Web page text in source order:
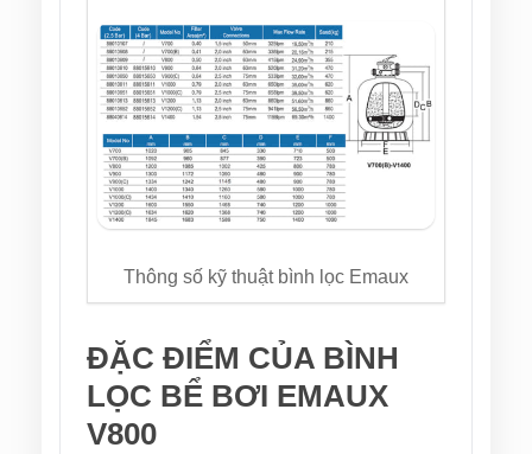
Thông số kỹ thuật bình lọc Emaux
ĐẶC ĐIỂM CỦA BÌNH
LỌC BỂ BƠI EMAUX
V800